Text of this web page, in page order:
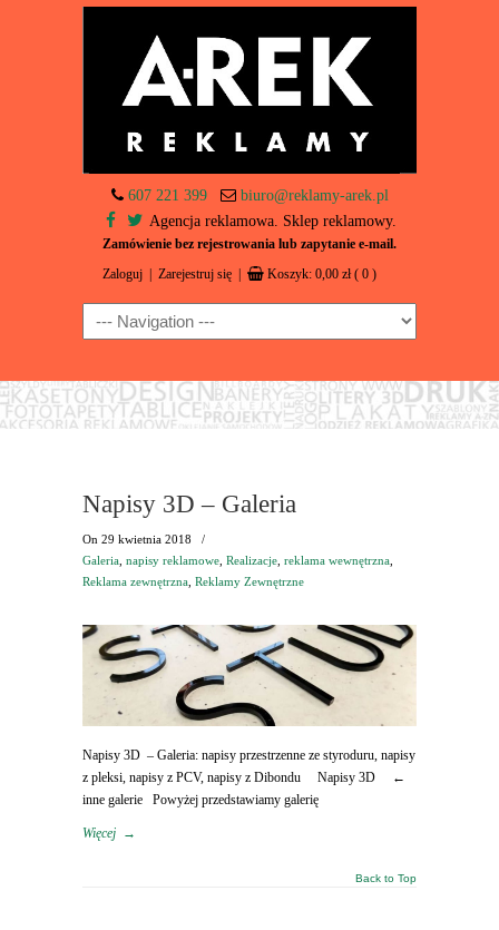
607 221 399
biuro@reklamy-arek.pl
Agencja reklamowa. Sklep reklamowy.
Zamówienie bez rejestrowania lub zapytanie e-mail.
Zaloguj Zarejestruj się Koszyk: 0,00 zł ( 0 )
Navigation
Napisy 3D – Galeria
On 29 kwietnia 2018
/
Galeria napisy reklamowe Realizacje reklama wewnętrzna
Reklama zewnętrzna Reklamy Zewnętrzne
Napisy 3D – Galeria: napisy przestrzenne ze styroduru, napisy
z pleksi, napisy z PCV, napisy z Dibondu Napisy 3D ←
inne galerie Powyżej przedstawiamy galerię
Więcej →
Back to Top